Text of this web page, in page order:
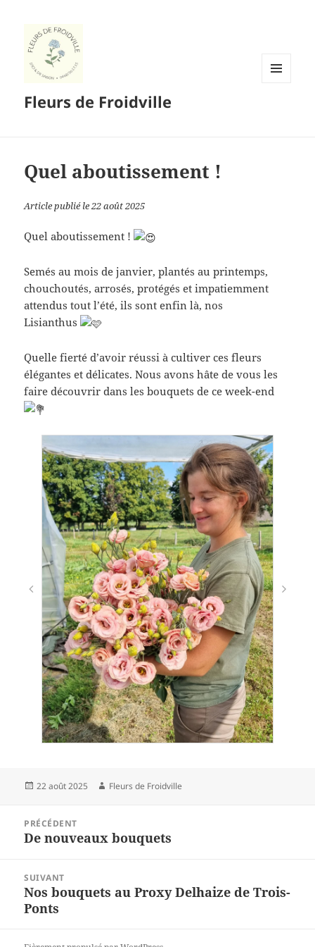
Fleurs de Froidville
Quel aboutissement !
Article publié le 22 août 2025
Quel aboutissement !
Semés au mois de janvier, plantés au printemps,
chouchoutés, arrosés, protégés et impatiemment
attendus tout l’été, ils sont enfin là, nos
Lisianthus
Quelle fierté d’avoir réussi à cultiver ces fleurs
élégantes et délicates. Nous avons hâte de vous les
faire découvrir dans les bouquets de ce week-end
Publié
22 août 2025 Auteur
Fleurs de Froidville
l’article
PRÉCÉDENT
Article
De nouveaux bouquets
SUIVANT
Article
suivant :
Nos bouquets au Proxy Delhaize de Trois-
Ponts